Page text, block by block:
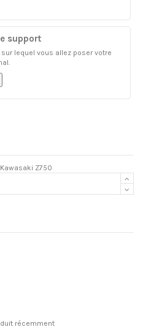
support
lequel vous allez poser votre
Z750
récemment